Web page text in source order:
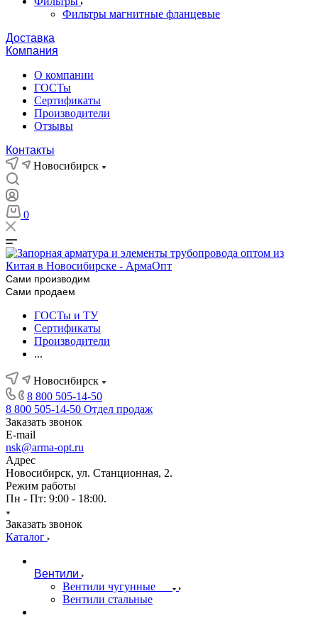
Фильтры магнитные фланцевые
Доставка
Компания
О компании
ГОСТы
Сертификаты
Производители
Отзывы
Контакты
Новосибирск
0
Сами производим
Сами продаем
ГОСТы и ТУ
Сертификаты
Производители
...
Новосибирск
8 800 505-14-50
8 800 505-14-50 Отдел продаж
Заказать звонок
E-mail
nsk@arma-opt.ru
Адрес
Новосибирск, ул. Станционная, 2.
Режим работы
Пн - Пт: 9:00 - 18:00.
Заказать звонок
Каталог
Вентили
Вентили чугунные
Вентили стальные